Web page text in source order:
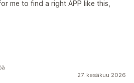
me to find a right APP like this,
27. kesäkuu 2026